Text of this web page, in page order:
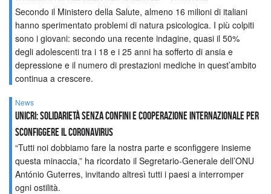
Secondo il Ministero della Salute, almeno 16 milioni di italiani
hanno sperimentato problemi di natura psicologica. I più colpiti
sono i giovani: secondo una recente indagine, quasi il 50%
degli adolescenti tra i 18 e i 25 anni ha sofferto di ansia e
depressione e il numero di prestazioni mediche in quest’ambito
continua a crescere.
News
UNICRI: solidarietà senza confini e cooperazione internazionale per
sconfiggere il coronavirus
“Tutti noi dobbiamo fare la nostra parte e sconfiggere insieme
questa minaccia,” ha ricordato il Segretario-Generale dell’ONU
António Guterres, invitando altresì tutti i paesi a interromper
ogni ostilità.